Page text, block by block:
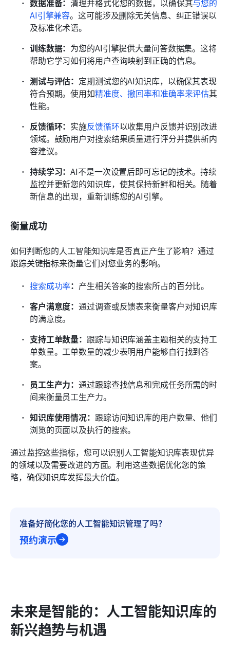
数据准备： 清理并格式化您的数据，以确保其与您的
AI引擎兼容。这可能涉及删除无关信息、纠正错误以
及标准化术语。
训练数据： 为您的AI引擎提供大量问答数据集。这将
帮助它学习如何将用户查询映射到正确的信息。
测试与评估： 定期测试您的AI知识库，以确保其表现
符合预期。使用如精准度、撤回率和准确率来评估其
性能。
反馈循环： 实施反馈循环以收集用户反馈并识别改进
领域。鼓励用户对搜索结果质量进行评分并提供新内
容建议。
持续学习：AI不是一次设置后即可忘记的技术。持续
监控并更新您的知识库，使其保持新鲜和相关。随着
新信息的出现，重新训练您的AI引擎。
衡量成功
如何判断您的人工智能知识库是否真正产生了影响？通过
跟踪关键指标来衡量它们对您业务的影响。
搜索成功率： 产生相关答案的搜索所占的百分比。
客户满意度：通过调查或反馈表来衡量客户对知识库
的满意度。
支持工单数量：跟踪与知识库涵盖主题相关的支持工
单数量。工单数量的减少表明用户能够自行找到答
案。
员工生产力：通过跟踪查找信息和完成任务所需的时
间来衡量员工生产力。
知识库使用情况： 跟踪访问知识库的用户数量、他们
浏览的页面以及执行的搜索。
通过监控这些指标，您可以识别人工智能知识库表现优异
的领域以及需要改进的方面。利用这些数据优化您的策
略，确保知识库发挥最大价值。
准备好简化您的人工智能知识管理了吗？
预约演示
未来是智能的：人工智能知识库的
新兴趋势与机遇